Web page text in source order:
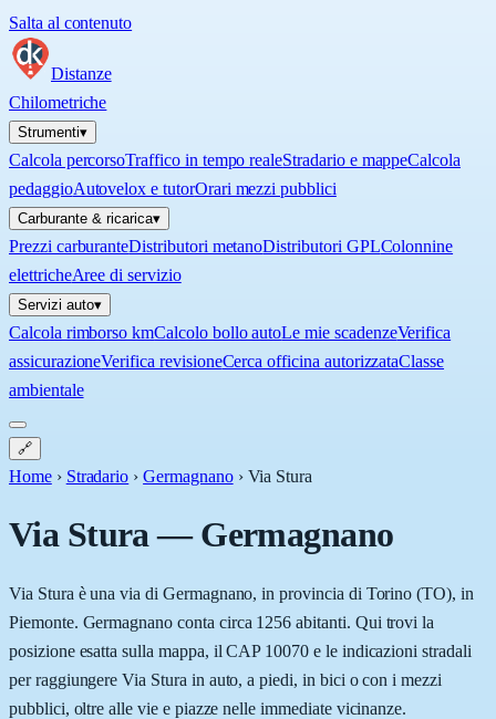
Salta al contenuto
Distanze
Chilometriche
Strumenti▾
Calcola percorsoTraffico in tempo realeStradario e mappeCalcola
pedaggioAutovelox e tutorOrari mezzi pubblici
Carburante & ricarica▾
Prezzi carburanteDistributori metanoDistributori GPLColonnine
elettricheAree di servizio
Servizi auto▾
Calcola rimborso kmCalcolo bollo autoLe mie scadenzeVerifica
assicurazioneVerifica revisioneCerca officina autorizzataClasse
ambientale
🔗
Home › Stradario › Germagnano › Via Stura
Via Stura—Germagnano
Via Stura è una via di Germagnano, in provincia di Torino (TO), in
Piemonte. Germagnano conta circa 1256 abitanti. Qui trovi la
posizione esatta sulla mappa, il CAP 10070 e le indicazioni stradali
per raggiungere Via Stura in auto, a piedi, in bici o con i mezzi
pubblici, oltre alle vie e piazze nelle immediate vicinanze.